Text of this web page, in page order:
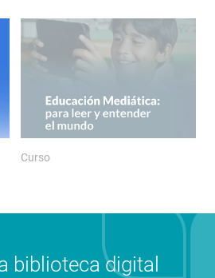
Curso
biblioteca digital